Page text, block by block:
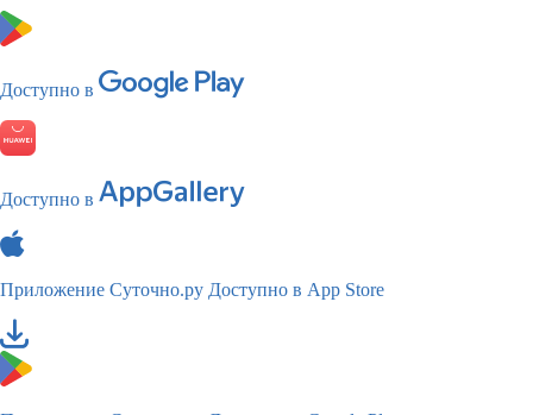
Доступно в
Доступно в
Приложение Суточно.ру Доступно в App Store